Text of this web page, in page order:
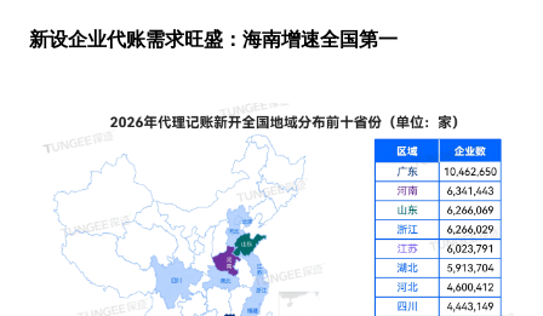
新设企业代账需求旺盛：海南增速全国第一